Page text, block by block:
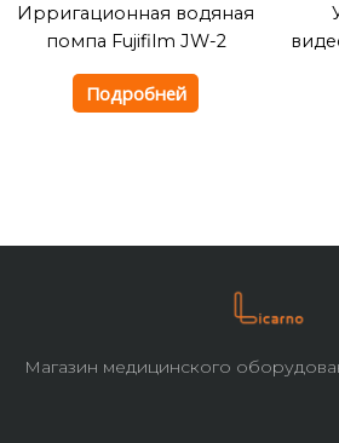
Ирригационная водяная
помпа Fujifilm JW-2
Подробней
Магазин медицинского